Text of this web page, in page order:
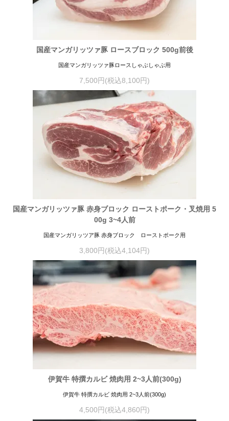
国産マンガリッツァ豚 ロースブロック 500g前後
国産マンガリッツァ豚ロースしゃぶしゃぶ用
7,500円(税込8,100円)
国産マンガリッツァ豚 赤身ブロック ローストポーク・叉焼用 5
00g 3~4人前
国産マンガリッツア豚 赤身ブロック ローストポーク用
3,800円(税込4,104円)
伊賀牛 特撰カルビ 焼肉用 2~3人前(300g)
伊賀牛 特撰カルビ 焼肉用 2~3人前(300g)
4,500円(税込4,860円)